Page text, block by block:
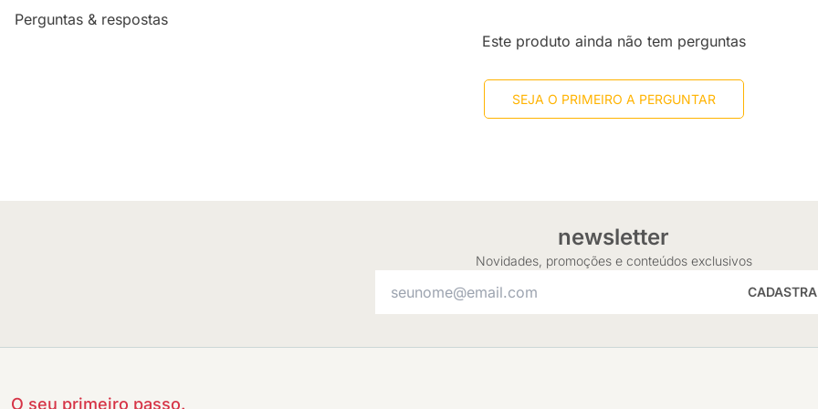
Perguntas & respostas
Este produto ainda não tem perguntas
SEJA O PRIMEIRO A PERGUNTAR
newsletter
Novidades, promoções e conteúdos exclusivos
O seu primeiro passo.